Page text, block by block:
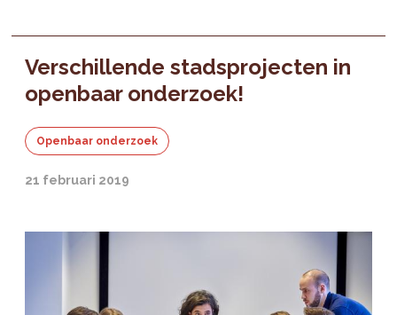
Verschillende stadsprojecten in
openbaar onderzoek!
Openbaar onderzoek
21 februari 2019